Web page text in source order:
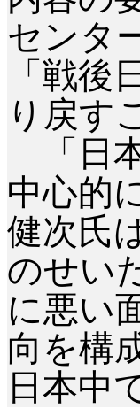
センタ
「戦
り戻す
「日
中心的
健次氏
のせい
に悪い
向を構
日本中